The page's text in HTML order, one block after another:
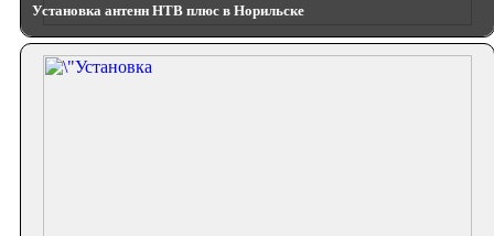
Установка антенн НТВ плюс в Норильске